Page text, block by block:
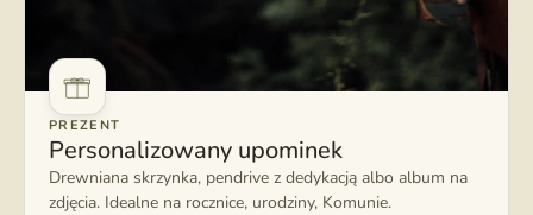
PREZENT
Personalizowany upominek
Drewniana skrzynka, pendrive z dedykacją albo album na
zdjęcia. Idealne na rocznice, urodziny, Komunie.